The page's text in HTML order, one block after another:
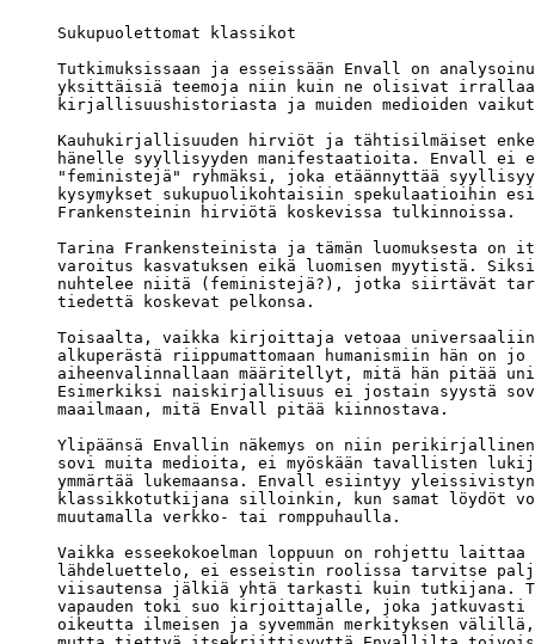
Sukupuolettomat klassikot
Tutkimuksissaan ja esseissään Envall on
yksittäisiä teemoja niin kuin ne olisivat
kirjallisuushistoriasta ja muiden medioiden
Kauhukirjallisuuden hirviöt ja tähtisilmäiset
hänelle syyllisyyden manifestaatioita. Envall ei
"feministejä" ryhmäksi, joka etäännyttää
kysymykset sukupuolikohtaisiin spekulaatioihin
Frankensteinin hirviötä koskevissa tulkinnoissa.
Tarina Frankensteinista ja tämän luomuksesta on
varoitus kasvatuksen eikä luomisen myytistä.
nuhtelee niitä (feministejä?), jotka siirtävät
tiedettä koskevat pelkonsa.
Toisaalta, vaikka kirjoittaja vetoaa
alkuperästä riippumattomaan humanismiin hän on jo
aiheenvalinnallaan määritellyt, mitä hän pitää
Esimerkiksi naiskirjallisuus ei jostain syystä
maailmaan, mitä Envall pitää kiinnostava.
Ylipäänsä Envallin näkemys on niin
sovi muita medioita, ei myöskään tavallisten
ymmärtää lukemaansa. Envall esiintyy
klassikkotutkijana silloinkin, kun samat löydöt
muutamalla verkko- tai romppuhaulla.
Vaikka esseekokoelman loppuun on rohjettu laittaa
lähdeluettelo, ei esseistin roolissa tarvitse
viisautensa jälkiä yhtä tarkasti kuin tutkijana.
vapauden toki suo kirjoittajalle, joka jatkuvasti
oikeutta ilmeisen ja syvemmän merkityksen